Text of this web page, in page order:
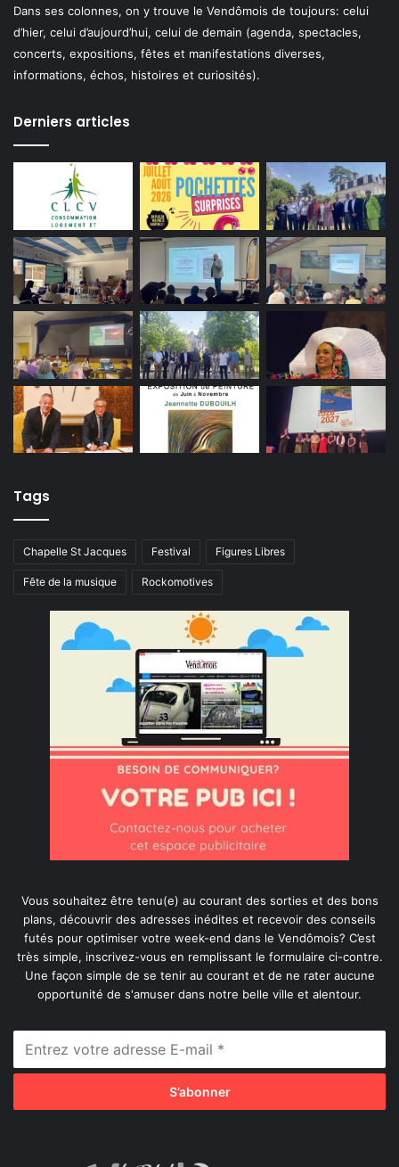
Dans ses colonnes, on y trouve le Vendômois de toujours: celui
d’hier, celui d’aujourd’hui, celui de demain (agenda, spectacles,
concerts, expositions, fêtes et manifestations diverses,
informations, échos, histoires et curiosités).
Derniers articles
Tags
Chapelle St Jacques Festival Figures Libres
Fête de la musique Rockomotives
Vous souhaitez être tenu(e) au courant des sorties et des bons
plans, découvrir des adresses inédites et recevoir des conseils
futés pour optimiser votre week-end dans le Vendômois? C’est
très simple, inscrivez-vous en remplissant le formulaire ci-contre.
Une façon simple de se tenir au courant et de ne rater aucune
opportunité de s'amuser dans notre belle ville et alentour.